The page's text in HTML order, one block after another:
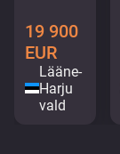
19 900
EUR
Lääne-
Harju
vald